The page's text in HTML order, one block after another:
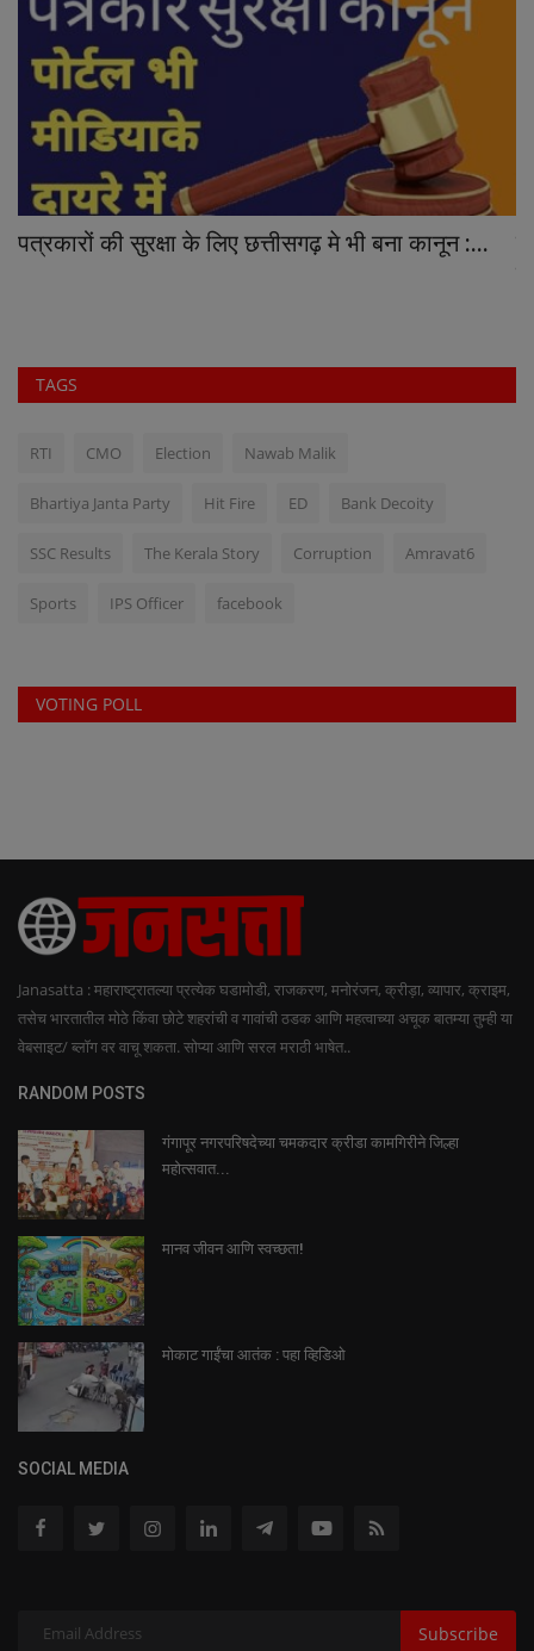
पत्रकारों की सुरक्षा के लिए छत्तीसगढ़ मे भी बना कानून :...
TAGS
RTI CMO Election Nawab Malik
Bhartiya Janta Party Hit Fire ED Bank Decoity
SSC Results The Kerala Story Corruption Amravat6
Sports IPS Officer facebook
VOTING POLL
Janasatta : महाराष्ट्रातल्या प्रत्येक घडामोडी, राजकरण, मनोरंजन, क्रीड़ा, व्यापार, क्राइम,
तसेच भारतातील मोठे किंवा छोटे शहरांची व गावांची ठडक आणि महत्वाच्या अचूक बातम्या तुम्ही या
वेबसाइट/ ब्लॉग वर वाचू शकता. सोप्या आणि सरल मराठी भाषेत..
RANDOM POSTS
गंगापूर नगरपरिषदेच्या चमकदार क्रीडा कामगिरीने जिल्हा
महोत्सवात...
मानव जीवन आणि स्वच्छता!
मोकाट गाईंचा आतंक : पहा व्हिडिओ
SOCIAL MEDIA
Subscribe